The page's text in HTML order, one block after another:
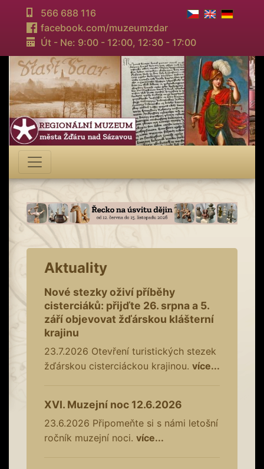
566 688 116
facebook.com/muzeumzdar
Út - Ne: 9:00 - 12:00, 12:30 - 17:00
Aktuality
Nové stezky oživí příběhy
cisterciáků: přijďte 26. srpna a 5.
září objevovat žďárskou klášterní
krajinu
23.7.2026 Otevření turistických stezek
žďárskou cisterciáckou krajinou. více...
XVI. Muzejní noc 12.6.2026
23.6.2026 Připomeňte si s námi letošní
ročník muzejní noci. více...